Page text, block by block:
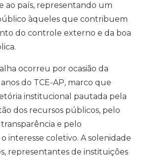
ao país, representando um
àqueles que contribuem
do controle externo e da boa
ocorreu por ocasião da
do TCE-AP, marco que
institucional pautada pela
dos recursos públicos, pelo
e pelo
interesse coletivo. A solenidade
representantes de instituições